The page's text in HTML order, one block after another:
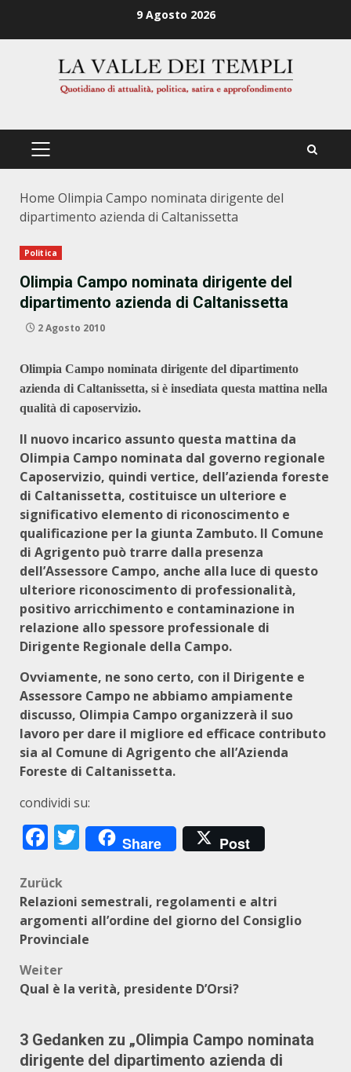
9 Agosto 2026
PRIMÄRES
Home Olimpia Campo nominata dirigente del
dipartimento azienda di Caltanissetta
Politica
Olimpia Campo nominata dirigente del
dipartimento azienda di Caltanissetta
2 Agosto 2010
Olimpia Campo nominata dirigente del dipartimento
azienda di Caltanissetta, si è insediata questa mattina nella
qualità di caposervizio.
Il nuovo incarico assunto questa mattina da
Olimpia Campo nominata dal governo regionale
Caposervizio, quindi vertice, dell’azienda foreste
di Caltanissetta, costituisce un ulteriore e
significativo elemento di riconoscimento e
qualificazione per la giunta Zambuto. Il Comune
di Agrigento può trarre dalla presenza
dell’Assessore Campo, anche alla luce di questo
ulteriore riconoscimento di professionalità,
positivo arricchimento e contaminazione in
relazione allo spessore professionale di
Dirigente Regionale della Campo.
Ovviamente, ne sono certo, con il Dirigente e
Assessore Campo ne abbiamo ampiamente
discusso, Olimpia Campo organizzerà il suo
lavoro per dare il migliore ed efficace contributo
sia al Comune di Agrigento che all’Azienda
Foreste di Caltanissetta.
condividi su:
Facebook
Twitter
Share Post
Beitragsnavigation
Zurück
Relazioni semestrali, regolamenti e altri
argomenti all’ordine del giorno del Consiglio
Provinciale
Weiter
Qual è la verità, presidente D’Orsi?
3 Gedanken zu „Olimpia Campo nominata
dirigente del dipartimento azienda di